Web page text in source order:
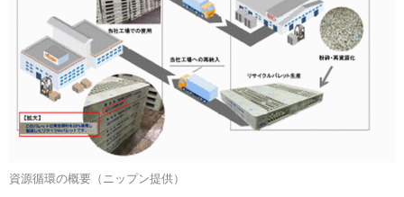
資源循環の概要（ニップン提供）